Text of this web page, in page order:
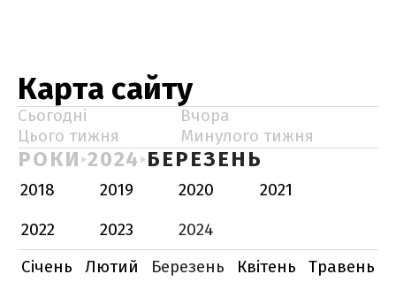
Карта сайту
Сьогодні
Вчора
Цього тижня
Минулого тижня
РОКИ 2024 БЕРЕЗЕНЬ
2018 2019 2020
2021
2022
2023
2024
Січень
Лютий Березень Квітень
Травень